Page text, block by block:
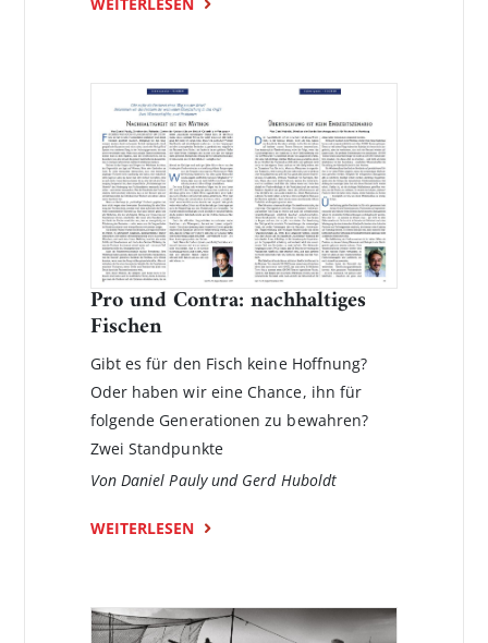
WEITERLESEN
Pro und Contra: nachhaltiges
Fischen
Gibt es für den Fisch keine Hoffnung?
Oder haben wir eine Chance, ihn für
folgende Generationen zu bewahren?
Zwei Standpunkte
Von Daniel Pauly und Gerd Huboldt
WEITERLESEN